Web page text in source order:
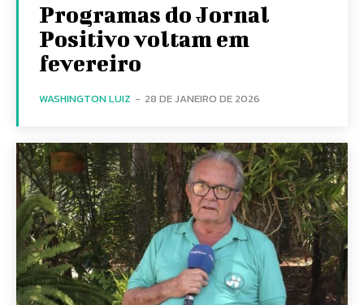
Programas do Jornal
Positivo voltam em
fevereiro
WASHINGTON LUIZ - 28 DE JANEIRO DE 2026